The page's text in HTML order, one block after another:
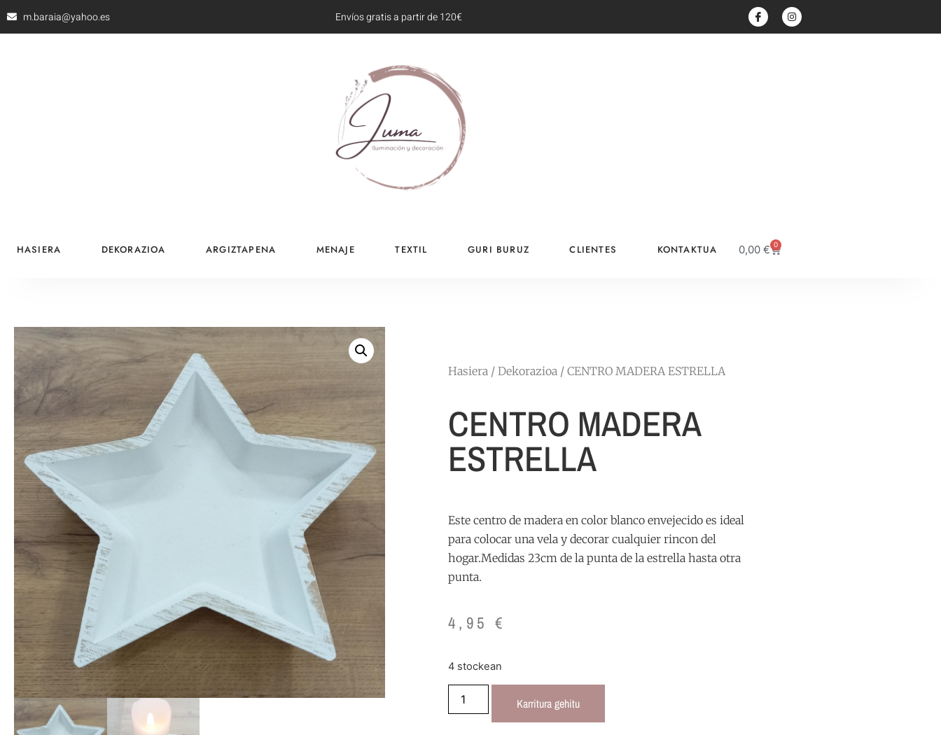
m.baraia@yahoo.es Envíos gratis a partir de 120€
HASIERA DEKORAZIOA ARGIZTAPENA MENAJE TEXTIL GURI BURUZ CLIENTES KONTAKTUA 0,00 € 0
Hasiera / Dekorazioa / CENTRO MADERA ESTRELLA
CENTRO MADERA
ESTRELLA
Este centro de madera en color blanco envejecido es ideal
para colocar una vela y decorar cualquier rincon del
hogar.Medidas 23cm de la punta de la estrella hasta otra
punta.
4,95 €
4 stockean
Karritura gehitu